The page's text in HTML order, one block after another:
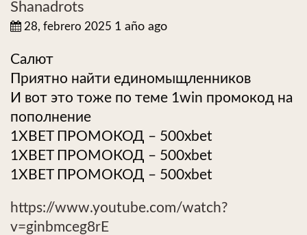
Shanadrots
28, febrero 2025 1 año ago
Салют
Приятно найти единомыщленников
И вот это тоже по теме 1win промокод на
пополнение
1XBET ПРОМОКОД – 500xbet
1XBET ПРОМОКОД – 500xbet
1XBET ПРОМОКОД – 500xbet
https://www.youtube.com/watch?
v=ginbmceg8rE